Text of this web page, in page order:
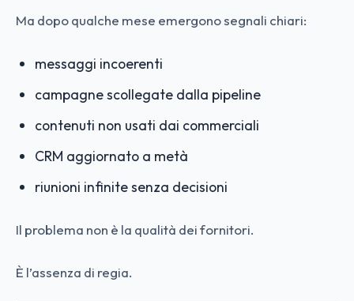
Ma dopo qualche mese emergono segnali chiari:
messaggi incoerenti
campagne scollegate dalla pipeline
contenuti non usati dai commerciali
CRM aggiornato a metà
riunioni infinite senza decisioni
Il problema non è la qualità dei fornitori.
È l’assenza di regia.